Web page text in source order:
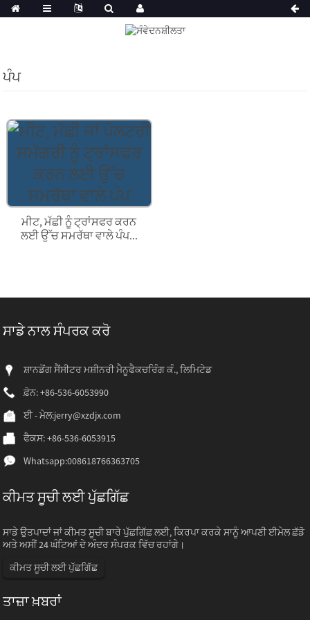
ਪੰਪ
ਮੀਟ, ਮੱਛੀ ਨੂੰ ਟ੍ਰਾਂਸਫਰ ਕਰਨ
ਲਈ ਉੱਚ ਸਮਰੱਥਾ ਵਾਲੇ ਪੰਪ...
ਸਾਡੇ ਨਾਲ ਸੰਪਰਕ ਕਰੋ
ਸ਼ਾਨਡੋਂਗ ਸੈਂਸੀਟਰ ਮਸ਼ੀਨਰੀ ਮੈਨੂਫੈਕਚਰਿੰਗ ਕੰ., ਲਿਮਿਟੇਡ
ਫ਼ੋਨ: +86-536-6053990
ਈ - ਮੇਲ:jerry@xzdjx.com
ਫੈਕਸ: +86-536-6053915
Whatsapp:008618766363705
ਕੀਮਤ ਸੂਚੀ ਲਈ ਪੁੱਛਗਿੱਛ
ਸਾਡੇ ਉਤਪਾਦਾਂ ਜਾਂ ਕੀਮਤ ਸੂਚੀ ਬਾਰੇ ਪੁੱਛਗਿੱਛ ਲਈ, ਕਿਰਪਾ ਕਰਕੇ ਸਾਨੂੰ ਆਪਣੀ ਈਮੇਲ ਛੱਡੋ
ਅਤੇ ਅਸੀਂ 24 ਘੰਟਿਆਂ ਦੇ ਅੰਦਰ ਸੰਪਰਕ ਵਿੱਚ ਰਹਾਂਗੇ।
ਕੀਮਤ ਸੂਚੀ ਲਈ ਪੁੱਛਗਿੱਛ
ਤਾਜ਼ਾ ਖ਼ਬਰਾਂ